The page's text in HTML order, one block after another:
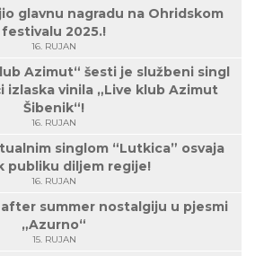
glavnu nagradu na Ohridskom
festivalu 2025.!
16. RUJAN
Azimut“ šesti je službeni singl
izlaska vinila „Live klub Azimut
Šibenik“!
16. RUJAN
singlom “Lutkica” osvaja
publiku diljem regije!
16. RUJAN
summer nostalgiju u pjesmi
„Azurno“
15. RUJAN